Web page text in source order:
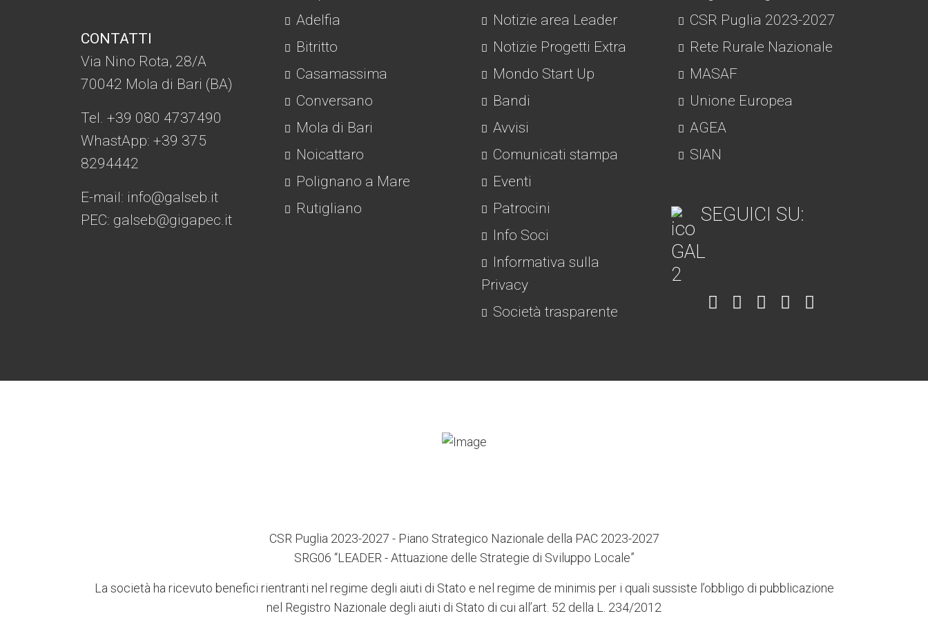
CONTATTI
Via Nino Rota, 28/A
70042 Mola di Bari (BA)
Tel. +39 080 4737490
WhastApp: +39 375
8294442
E-mail: info@galseb.it
PEC: galseb@gigapec.it
Adelfia
Bitritto
Casamassima
Conversano
Mola di Bari
Noicattaro
Polignano a Mare
Rutigliano
Notizie area Leader
Notizie Progetti Extra
Mondo Start Up
Bandi
Avvisi
Comunicati stampa
Eventi
Patrocini
Info Soci
Informativa sulla
Privacy
Società trasparente
CSR Puglia 2023-2027
Rete Rurale Nazionale
MASAF
Unione Europea
AGEA
SIAN
SEGUICI SU:
Item Item Item Item
CSR Puglia 2023-2027 - Piano Strategico Nazionale della PAC 2023-2027
SRG06 “LEADER - Attuazione delle Strategie di Sviluppo Locale”
La società ha ricevuto benefici rientranti nel regime degli aiuti di Stato e nel regime de minimis per i quali sussiste l’obbligo di pubblicazione
nel Registro Nazionale degli aiuti di Stato di cui all’art. 52 della L. 234/2012